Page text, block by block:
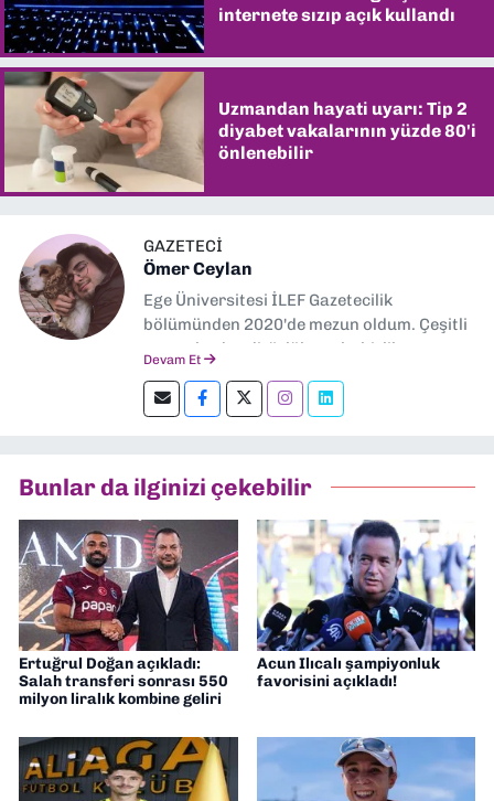
internete sızıp açık kullandı
Uzmandan hayati uyarı: Tip 2
diyabet vakalarının yüzde 80'i
önlenebilir
GAZETECİ
Ömer Ceylan
Ege Üniversitesi İLEF Gazetecilik
bölümünden 2020'de mezun oldum. Çeşitli
gazetelerde editörlük, muhabirlik yaptım.
editörlük yapıyorum.
Devam Et
Bunlar da ilginizi çekebilir
Ertuğrul Doğan açıkladı:
Salah transferi sonrası 550
milyon liralık kombine geliri
Acun Ilıcalı şampiyonluk
favorisini açıkladı!